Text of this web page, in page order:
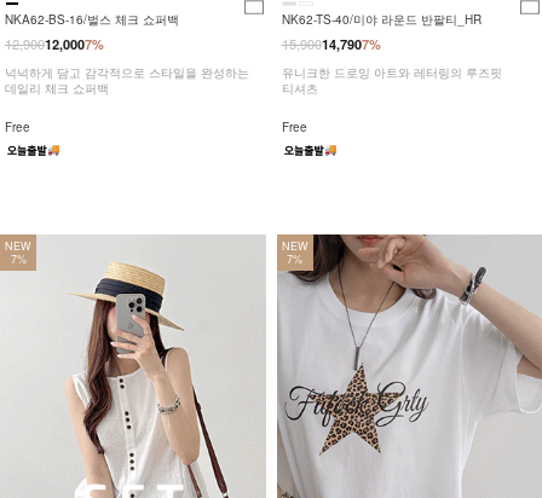
NKA62-BS-16/벌스 체크 쇼퍼백
7%
12,90012,000
넉넉하게 담고 감각적으로 스타일을 완성하는
데일리 체크 쇼퍼백
Free
NK62-TS-40/미야 라운드 반팔티_HR
7%
15,90014,790
유니크한 드로잉 아트와 레터링의 루즈핏
티셔츠
Free
NEW
7%
NEW
7%